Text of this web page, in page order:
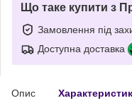
Що таке купити з
Замовлення під
Доступна доставка
Опис